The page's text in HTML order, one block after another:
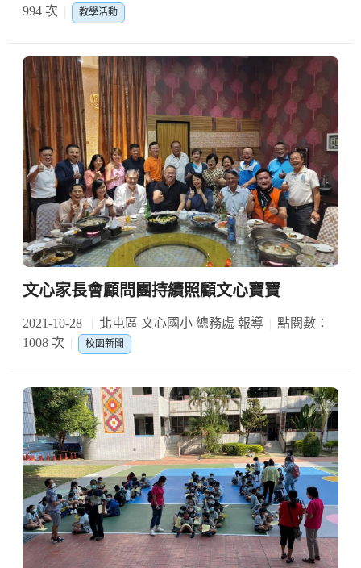
994 次
教學活動
文心家長會顧問團持續照顧文心寶寶
2021-10-28 北屯區 文心國小 總務處 報導
點閱數：
1008 次
校園新聞